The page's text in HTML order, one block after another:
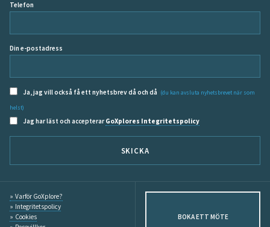
Telefon
Din e-postadress
Ja, jag vill också få ett nyhetsbrev då och då (du kan avsluta nyhetsbrevet när som
helst)
Jag har läst och accepterar GoXplores Integritetspolicy
SKICKA
Varför GoXplore?
Integritetspolicy
Cookies
BOKA ETT MÖTE